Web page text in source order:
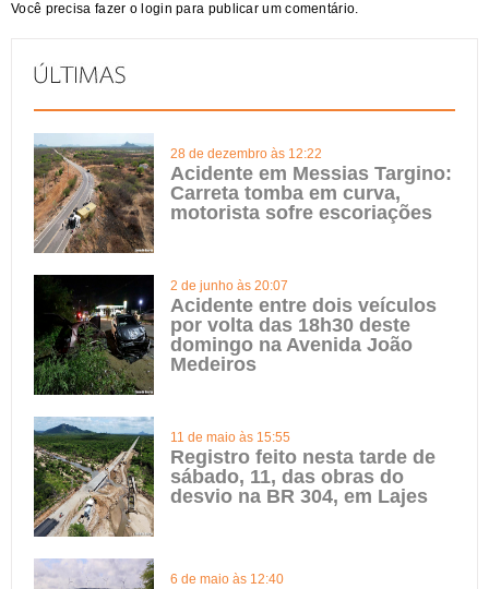
Você precisa fazer o login para publicar um comentário.
28 de dezembro às 12:22
Acidente em Messias Targino:
Carreta tomba em curva,
motorista sofre escoriações
2 de junho às 20:07
Acidente entre dois veículos
por volta das 18h30 deste
domingo na Avenida João
Medeiros
11 de maio às 15:55
Registro feito nesta tarde de
sábado, 11, das obras do
desvio na BR 304, em Lajes
6 de maio às 12:40